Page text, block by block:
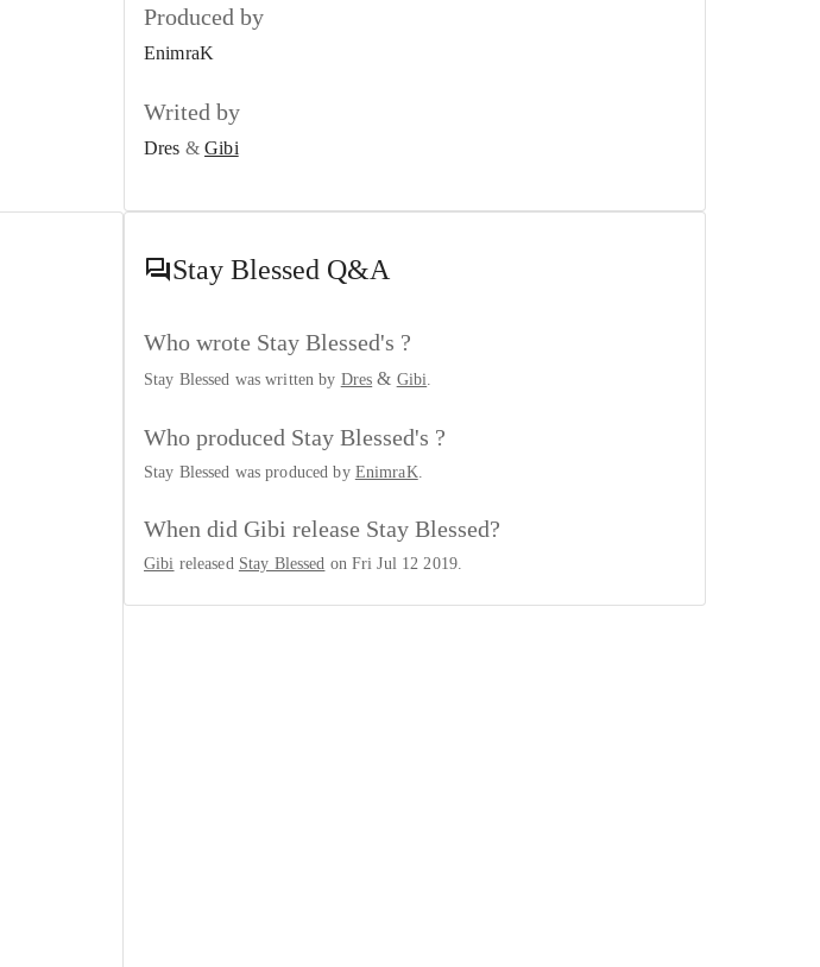
Produced by
EnimraK
Writed by
Dres &Gibi
Stay Blessed Q&A
Who wrote Stay Blessed's ?
Stay Blessed was written by Dres & Gibi.
Who produced Stay Blessed's ?
Stay Blessed was produced by EnimraK.
When did Gibi release Stay Blessed?
Gibi released Stay Blessed on Fri Jul 12 2019.